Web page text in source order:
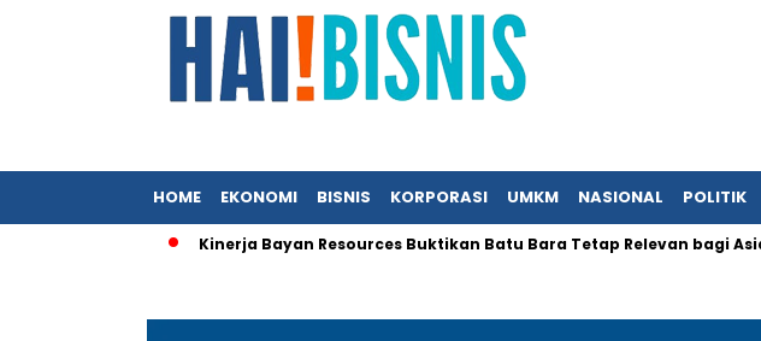
HOME EKONOMI BISNIS KORPORASI UMKM NASIONAL POLITIK
Kinerja Bayan Resources Buktikan Batu Bara Tetap Relevan bagi Asia